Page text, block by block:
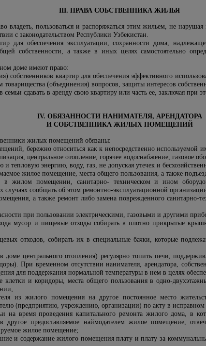
III. ПРАВА СОБСТВЕННИКА ЖИЛЬЯ
владеть, пользоваться и распоряжаться этим жильем, не
с законодательством Республики Узбекистан.
для обеспечения эксплуатации, сохранности дома,
собственности, а также в иных целях самостоятельно
доме имеют право:
собственников квартир для обеспечения эффективного
(объединения) вопросов, защиты интересов
семьи сдавать в аренду свою квартиру или часть ее, заключая при
IV. ОБЯЗАННОСТИ НАНИМАТЕЛЯ, АРЕНДАТОРА
И СОБСТВЕННИКА ЖИЛЫХ ПОМЕЩЕНИЙ
жилых помещений обязаны:
бережно относиться как к непосредственно
центральное отопление, горячее водоснабжение, газовое
и тепловую энергию, воду, газ, не допуская утечек и
жилое помещение, места общего пользования, а также
в жилом помещении, санитарно- техническом и ином
сообщать об этом ремонтно-эксплуатационной
а также ремонт либо замена поврежденного санитарно-
при пользовании электрическими, газовыми и другими
мусор и пищевые отходы собирать в плотно прикрытые
отходов, собирать их в специальные бачки, которые
центрального отопления) регулярно топить печи,
При временном отсутствии нанимателя, арендатора,
для поддержания нормальной температуры в нем в целях
клетки и коридоры, места общего пользования в одно-
из жилого помещения на другое постоянное место
(предприятию, учреждению, организации) по акту в
на время проведения капитального ремонта жилого дома, в
другое предоставляемое наймодателем жилое помещение,
жилое помещение;
и содержание жилого помещения плату и плату за